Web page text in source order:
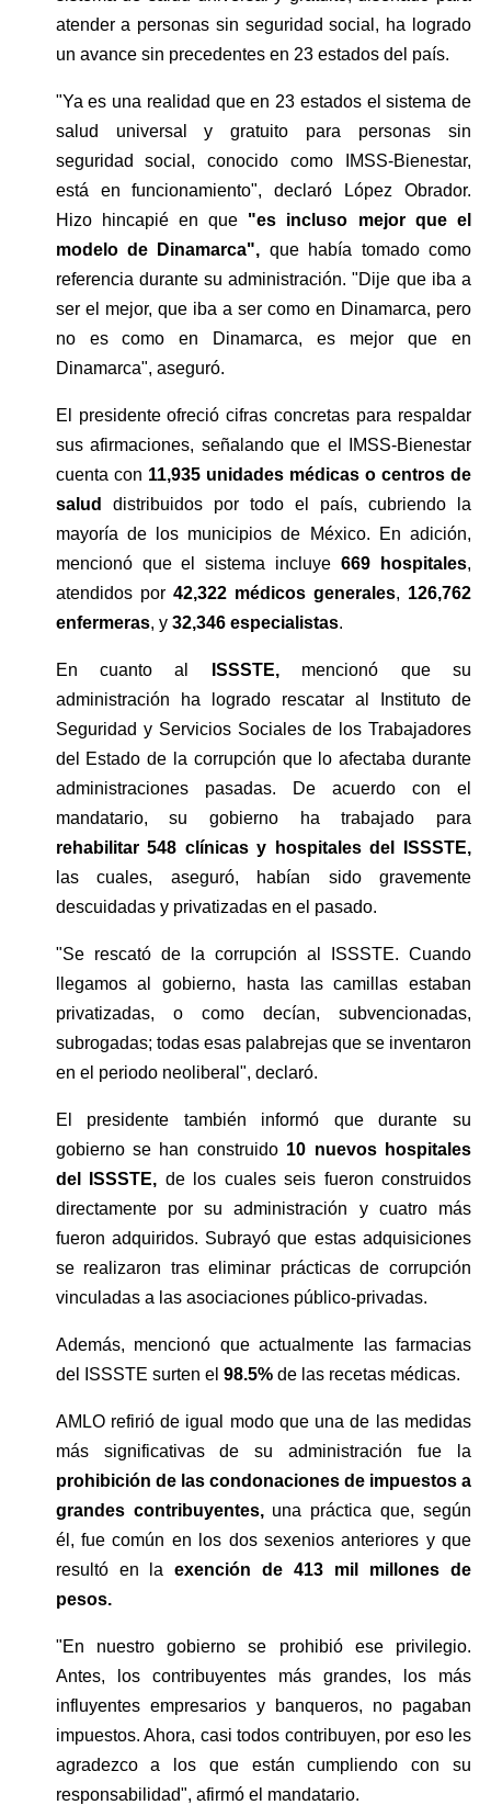
atender a personas sin seguridad social, ha logrado
un avance sin precedentes en 23 estados del país.
"Ya es una realidad que en 23 estados el sistema de
salud universal y gratuito para personas sin
seguridad social, conocido como IMSS-Bienestar,
está en funcionamiento", declaró López Obrador.
Hizo hincapié en que "es incluso mejor que el
modelo de Dinamarca", que había tomado como
referencia durante su administración. "Dije que iba a
ser el mejor, que iba a ser como en Dinamarca, pero
no es como en Dinamarca, es mejor que en
Dinamarca", aseguró.
El presidente ofreció cifras concretas para respaldar
sus afirmaciones, señalando que el IMSS-Bienestar
cuenta con 11,935 unidades médicas o centros de
salud
distribuidos por todo el país, cubriendo la
mayoría de los municipios de México. En adición,
mencionó que el sistema incluye 669 hospitales,
atendidos por 42,322 médicos generales, 126,762
enfermeras, y 32,346 especialistas.
En cuanto al ISSSTE, mencionó que su
administración ha logrado rescatar al Instituto de
Seguridad y Servicios Sociales de los Trabajadores
del Estado de la corrupción que lo afectaba durante
administraciones pasadas. De acuerdo con el
rehabilitar 548 clínicas y hospitales del ISSSTE,
las cuales, aseguró, habían sido gravemente
descuidadas y privatizadas en el pasado.
"Se rescató de la corrupción al ISSSTE. Cuando
llegamos al gobierno, hasta las camillas estaban
privatizadas, o como decían, subvencionadas,
subrogadas; todas esas palabrejas que se inventaron
en el periodo neoliberal", declaró.
El presidente también informó que durante su
gobierno se han construido 10 nuevos hospitales
del ISSSTE, de los cuales seis fueron construidos
directamente por su administración y cuatro más
fueron adquiridos. Subrayó que estas adquisiciones
se realizaron tras eliminar prácticas de corrupción
vinculadas a las asociaciones público-privadas.
Además, mencionó que actualmente las farmacias
del ISSSTE surten el 98.5% de las recetas médicas.
AMLO refirió de igual modo que una de las medidas
prohibición de las condonaciones de impuestos a
grandes contribuyentes, una práctica que, según
él, fue común en los dos sexenios anteriores y que
resultó en la exención de 413 mil millones de
pesos.
"En nuestro gobierno se prohibió ese privilegio.
Antes, los contribuyentes más grandes, los más
influyentes empresarios y banqueros, no pagaban
impuestos. Ahora, casi todos contribuyen, por eso les
agradezco a los que están cumpliendo con su
responsabilidad", afirmó el mandatario.